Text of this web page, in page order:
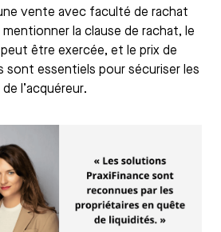
vente avec faculté de rachat
la clause de rachat, le
peut être exercée, et le prix de
sont essentiels pour sécuriser les
l’acquéreur.